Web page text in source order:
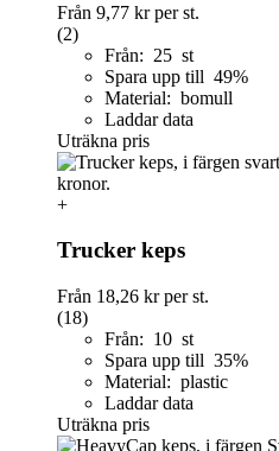
Från 9,77 krper st.
(2)
Från: 25 st
Spara upp till 49%
Material: bomull
Laddar data
Uträkna pris
+
Trucker keps
Från 18,26 krper st.
(18)
Från: 10 st
Spara upp till 35%
Material: plastic
Laddar data
Uträkna pris